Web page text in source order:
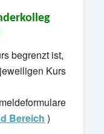
begrenzt ist,
Kurs
Bereich )